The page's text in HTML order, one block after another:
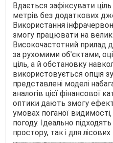
Вдається зафіксувати
метрів без додаткових
Використання
змогу працювати на
Високочастотний прилад
за рухомими об'єктами,
ціль, а й обстановку
використовується опція
представлені моделі
аналогів цієї фінансової
оптики дають змогу
умовах поганої
погоду. Ідеально
простору, так і для